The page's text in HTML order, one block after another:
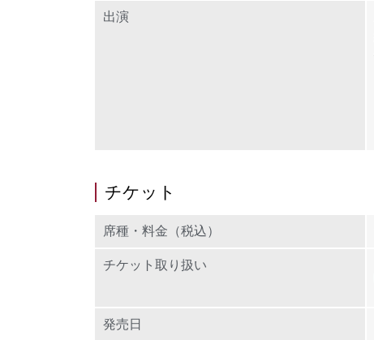
出演
チケット
席種・料金（税込）
チケット取り扱い
発売日